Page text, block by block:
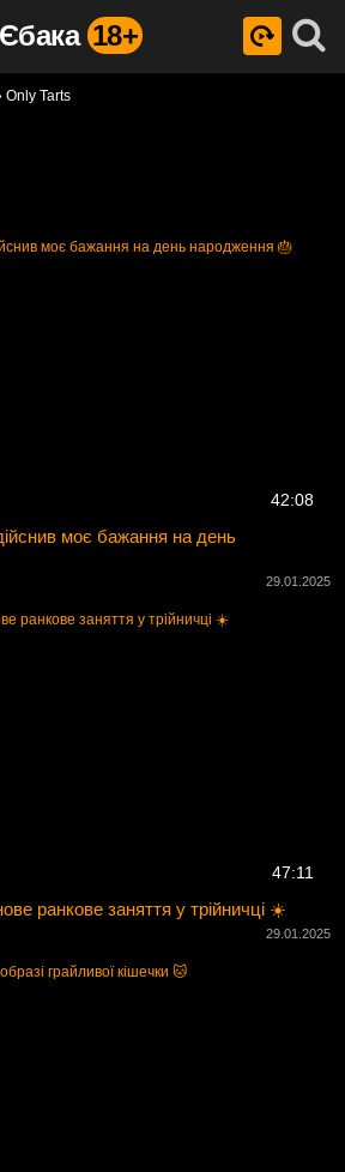
Єбака 18+
Only Tarts
42:08
моє бажання на день
29.01.2025
47:11
ранкове заняття у трійничці ☀️
29.01.2025